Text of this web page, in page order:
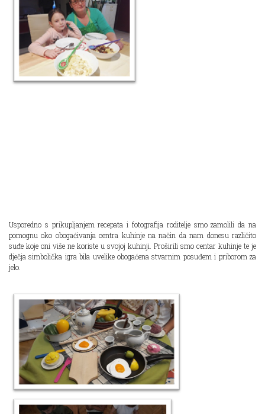
Usporedno s prikupljanjem recepata i fotografija roditelje smo zamolili da na
pomognu oko obogaćivanja centra kuhinje na način da nam donesu različito
suđe koje oni više ne koriste u svojoj kuhinji. Proširili smo centar kuhinje te je
dječja simbolička igra bila uvelike obogaćena stvarnim posuđem i priborom za
jelo.